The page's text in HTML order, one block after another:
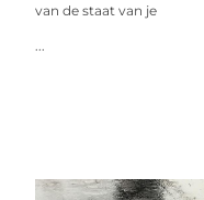
van de staat van je
...